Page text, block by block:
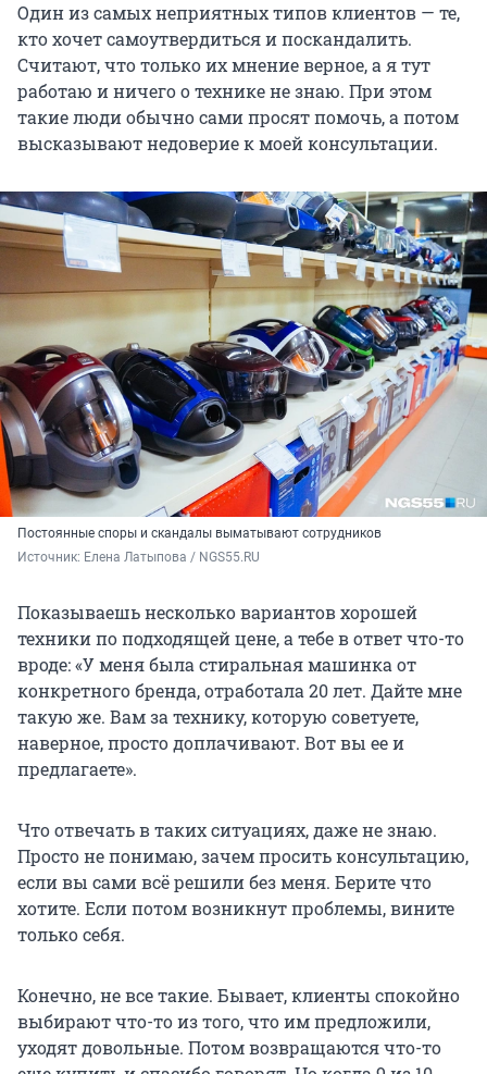
Один из самых неприятных типов клиентов — те,
кто хочет самоутвердиться и поскандалить.
Считают, что только их мнение верное, а я тут
работаю и ничего о технике не знаю. При этом
такие люди обычно сами просят помочь, а потом
высказывают недоверие к моей консультации.
Постоянные споры и скандалы выматывают сотрудников
Источник: Елена Латыпова / NGS55.RU
Показываешь несколько вариантов хорошей
техники по подходящей цене, а тебе в ответ что-то
вроде: «У меня была стиральная машинка от
конкретного бренда, отработала20 лет. Дайте мне
такую же. Вам за технику, которую советуете,
наверное, просто доплачивают. Вот вы ее и
предлагаете».
Что отвечать в таких ситуациях, даже не знаю.
Просто не понимаю, зачем просить консультацию,
если вы сами всё решили без меня. Берите что
хотите. Если потом возникнут проблемы, вините
только себя.
Конечно, не все такие. Бывает, клиенты спокойно
выбирают что-то из того, что им предложили,
уходят довольные. Потом возвращаются что-то